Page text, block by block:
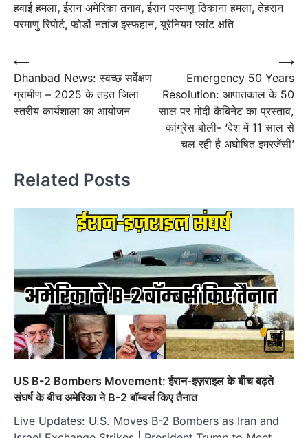
हवाई हमला,ईरान अमेरिका तनाव,ईरान परमाणु ठिकाना हमला,तेहरान
परमाणु रिपोर्ट,फोर्डो नतांज इस्फहान,यूरेनियम प्लांट क्षति
Post
navigation
⟵
Dhanbad News: स्वच्छ सर्वेक्षण
ग्रामीण – 2025 के तहत जिला
स्तरीय कार्यशाला का आयोजन
Emergency 50 Years
Resolution: आपातकाल के 50
साल पर मोदी कैबिनेट का प्रस्ताव,
कांग्रेस बोली- ‘देश में 11 साल से
चल रही है अघोषित इमरजेंसी’
⟶
Related Posts
US B-2 Bombers Movement: ईरान-इज़राइल के बीच बढ़ते
संघर्ष के बीच अमेरिका ने B-2 बॉम्बर्स किए तैनात
Live Updates: U.S. Moves B-2 Bombers as Iran and